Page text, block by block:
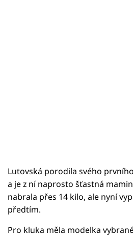
Lutovská porodila svého
a je z ní naprosto šťastná
nabrala přes 14 kilo, ale nyní
předtím.
Pro kluka měla modelka